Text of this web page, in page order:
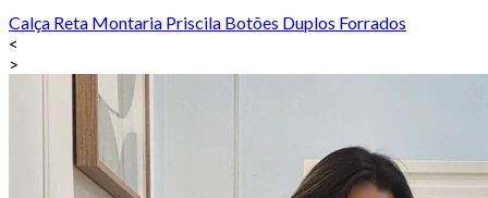
Calça Reta Montaria Priscila Botões Duplos Forrados
<
>